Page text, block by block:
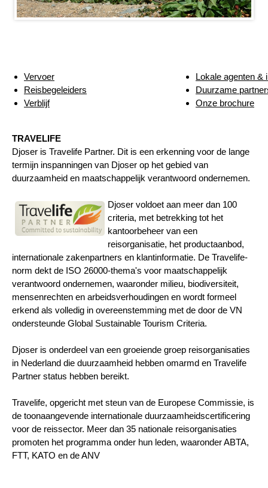
Vervoer
Reisbegeleiders
Verblijf
Lokale agenten &
Duurzame
Onze brochure
TRAVELIFE
Djoser is Travelife Partner. Dit is een erkenning voor de lange
termijn inspanningen van Djoser op het gebied van
duurzaamheid en maatschappelijk verantwoord ondernemen.
Djoser voldoet aan meer dan 100
criteria, met betrekking tot het
kantoorbeheer van een
reisorganisatie, het productaanbod,
internationale zakenpartners en klantinformatie. De Travelife-
norm dekt de ISO 26000-thema's voor maatschappelijk
verantwoord ondernemen, waaronder milieu, biodiversiteit,
mensenrechten en arbeidsverhoudingen en wordt formeel
erkend als volledig in overeenstemming met de door de VN
ondersteunde Global Sustainable Tourism Criteria.
Djoser is onderdeel van een groeiende groep reisorganisaties
in Nederland die duurzaamheid hebben omarmd en Travelife
Partner status hebben bereikt.
Travelife, opgericht met steun van de Europese Commissie, is
de toonaangevende internationale duurzaamheidscertificering
voor de reissector. Meer dan 35 nationale reisorganisaties
promoten het programma onder hun leden, waaronder ABTA,
FTT, KATO en de ANV